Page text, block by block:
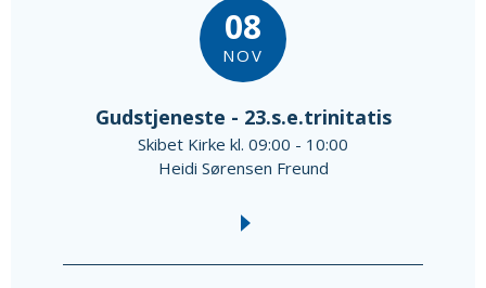
08
NOV
Gudstjeneste - 23.s.e.trinitatis
Skibet Kirke kl. 09:00 - 10:00
Heidi Sørensen Freund